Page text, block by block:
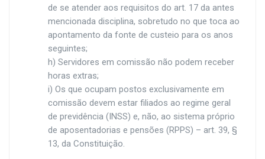
de se atender aos requisitos do art. 17 da antes
mencionada disciplina, sobretudo no que toca ao
apontamento da fonte de custeio para os anos
seguintes;
h) Servidores em comissão não podem receber
horas extras;
i) Os que ocupam postos exclusivamente em
comissão devem estar filiados ao regime geral
de previdência (INSS) e, não, ao sistema próprio
de aposentadorias e pensões (RPPS) – art. 39, §
13, da Constituição.